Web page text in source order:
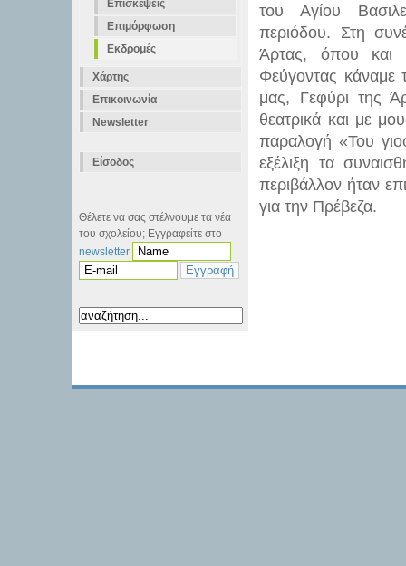
Επισκέψεις
Επιμόρφωση
Εκδρομές
Χάρτης
Επικοινωνία
Newsletter
Είσοδος
Θέλετε να σας στέλνουμε τα νέα
του σχολείου; Εγγραφείτε στο
newsletter
του Αγίου
περιόδου. Στη
Άρτας, όπου και
Φεύγοντας κάναμε
μας, Γεφύρι της
θεατρικά και με
παραλογή «Του
εξέλιξη τα
περιβάλλον ήταν
για την Πρέβεζα.